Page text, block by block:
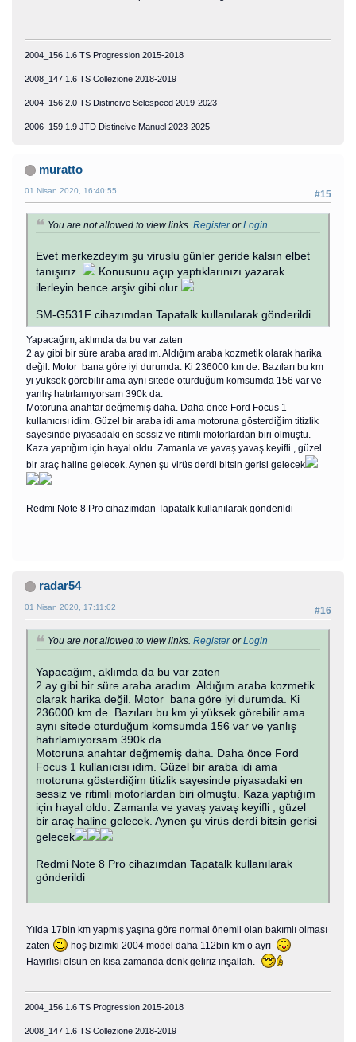
2004_156 1.6 TS Progression 2015-2018
2008_147 1.6 TS Collezione 2018-2019
2004_156 2.0 TS Distincive Selespeed 2019-2023
2006_159 1.9 JTD Distincive Manuel 2023-2025
muratto
#15
01 Nisan 2020, 16:40:55
You are not allowed to view links. RegisterorLogin
Evet merkezdeyim şu viruslu günler geride kalsın elbet
tanışırız.
Konusunu açıp yaptıklarınızı yazarak
ilerleyin bence arşiv gibi olur
SM-G531F cihazımdan Tapatalk kullanılarak gönderildi
Yapacağım, aklımda da bu var zaten
2 ay gibi bir süre araba aradım. Aldığım araba kozmetik olarak harika
değil. Motor bana göre iyi durumda. Ki 236000 km de. Bazıları bu km
yi yüksek görebilir ama aynı sitede oturduğum komsumda 156 var ve
yanlış hatırlamıyorsam 390k da.
Motoruna anahtar değmemiş daha. Daha önce Ford Focus 1
kullanıcısı idim. Güzel bir araba idi ama motoruna gösterdiğim titizlik
sayesinde piyasadaki en sessiz ve ritimli motorlardan biri olmuştu.
Kaza yaptığım için hayal oldu. Zamanla ve yavaş yavaş keyifli , güzel
bir araç haline gelecek. Aynen şu virüs derdi bitsin gerisi gelecek
Redmi Note 8 Pro cihazımdan Tapatalk kullanılarak gönderildi
radar54
#16
01 Nisan 2020, 17:11:02
You are not allowed to view links. RegisterorLogin
Yapacağım, aklımda da bu var zaten
2 ay gibi bir süre araba aradım. Aldığım araba kozmetik
olarak harika değil. Motor bana göre iyi durumda. Ki
236000 km de. Bazıları bu km yi yüksek görebilir ama
aynı sitede oturduğum komsumda 156 var ve yanlış
hatırlamıyorsam 390k da.
Motoruna anahtar değmemiş daha. Daha önce Ford
Focus 1 kullanıcısı idim. Güzel bir araba idi ama
motoruna gösterdiğim titizlik sayesinde piyasadaki en
sessiz ve ritimli motorlardan biri olmuştu. Kaza yaptığım
için hayal oldu. Zamanla ve yavaş yavaş keyifli , güzel
bir araç haline gelecek. Aynen şu virüs derdi bitsin gerisi
gelecek
Redmi Note 8 Pro cihazımdan Tapatalk kullanılarak
gönderildi
Yılda 17bin km yapmış yaşına göre normal önemli olan bakımlı olması
zaten
hoş bizimki 2004 model daha 112bin km o ayrı
Hayırlısı olsun en kısa zamanda denk geliriz inşallah.
2004_156 1.6 TS Progression 2015-2018
2008_147 1.6 TS Collezione 2018-2019